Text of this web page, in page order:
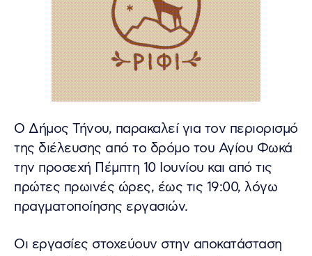
Ο Δήμος Τήνου, παρακαλεί για τον περιορισμό
της διέλευσης από το δρόμο του Αγίου Φωκά
την προσεχή Πέμπτη 10 Ιουνίου και από τις
πρώτες πρωινές ώρες, έως τις 19:00, λόγω
πραγματοποίησης εργασιών.
Οι εργασίες στοχεύουν στην αποκατάσταση